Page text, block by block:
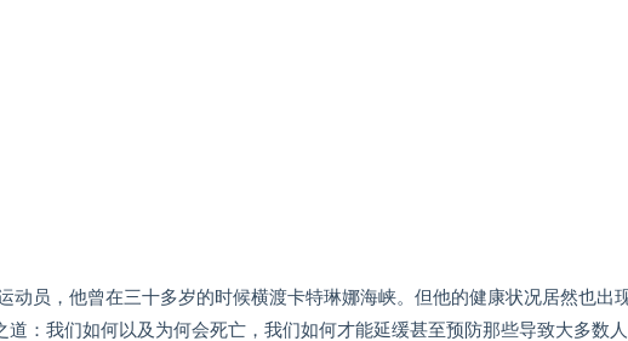
动员，他曾在三十多岁的时候横渡卡特琳娜海峡。但他的健康状况居然也出
：我们如何以及为何会死亡，我们如何才能延缓甚至预防那些导致大多数